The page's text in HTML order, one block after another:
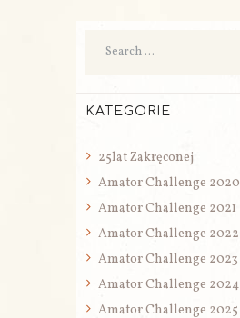
KATEGORIE
25lat Zakręconej
Amator Challenge 2020
Amator Challenge 2021
Amator Challenge 2022
Amator Challenge 2023
Amator Challenge 2024
Amator Challenge 2025